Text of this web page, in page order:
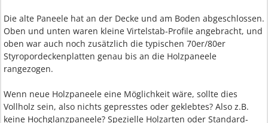
Die alte Paneele hat an der Decke und am Boden abgeschlossen.
Oben und unten waren kleine Virtelstab-Profile angebracht, und
oben war auch noch zusätzlich die typischen 70er/80er
Styropordeckenplatten genau bis an die Holzpaneele
rangezogen.
Wenn neue Holzpaneele eine Möglichkeit wäre, sollte dies
Vollholz sein, also nichts gepresstes oder geklebtes? Also z.B.
keine Hochglanzpaneele? Spezielle Holzarten oder Standard-